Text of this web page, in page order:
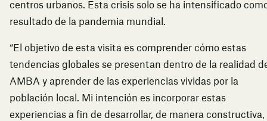
centros urbanos. Esta crisis solo se ha intensificado
resultado de la pandemia mundial.
“El objetivo de esta visita es comprender cómo estas
tendencias globales se presentan dentro de la realidad
AMBA y aprender de las experiencias vividas por la
población local. Mi intención es incorporar estas
experiencias a fin de desarrollar, de manera constructiva,